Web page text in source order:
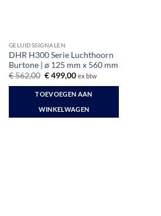
GELUIDSSIGNALEN
DHR H300 Serie Luchthoorn
Burtone | ø 125 mm x 560 mm
€562,00 Oorspronkelijke
was:
€ 562,00.
€499,00Huidige
is:
€ 499,00.
ex btw
TOEVOEGEN AAN
WINKELWAGEN